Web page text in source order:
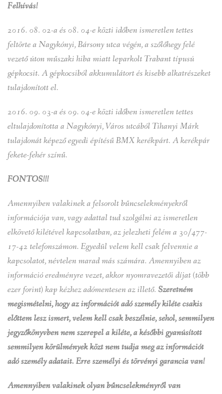
Felhívás!
2016. 08. 02-a és 08. 04-e közti időben ismeretlen tettes
feltörte a Nagykónyi, Bársony utca végén, a szőlőhegy felé
vezető úton műszaki hiba miatt leparkolt Trabant típusú
gépkocsit. A gépkocsiból akkumulátort és kisebb alkatrészeket
tulajdonított el.
2016. 09. 03-a és 09. 04-e közti időben ismeretlen tettes
eltulajdonította a Nagykónyi, Város utcából Tihanyi Márk
tulajdonát képező egyedi építésű BMX kerékpárt. A kerékpár
fekete-fehér színű.
FONTOS!!!
Amennyiben valakinek a felsorolt bűncselekményekről
információja van, vagy adattal tud szolgálni az ismeretlen
elkövető kilétével kapcsolatban, az jelezheti felém a 30/477-
17-42 telefonszámon. Egyedül velem kell csak felvennie a
kapcsolatot, névtelen marad más számára. Amennyiben az
információ eredményre vezet, akkor nyomravezetői díjat (több
ezer forint) kap kézhez adómentesen az illető. Szeretném
megismételni, hogy az információt adó személy kiléte csakis
előttem lesz ismert, velem kell csak beszélnie, sehol, semmilyen
jegyzőkönyvben nem szerepel a kiléte, a későbbi gyanúsított
semmilyen körülmények közt nem tudja meg az információt
adó személy adatait. Erre személyi és törvényi garancia van!
Amennyiben valakinek olyan bűncselekményről van